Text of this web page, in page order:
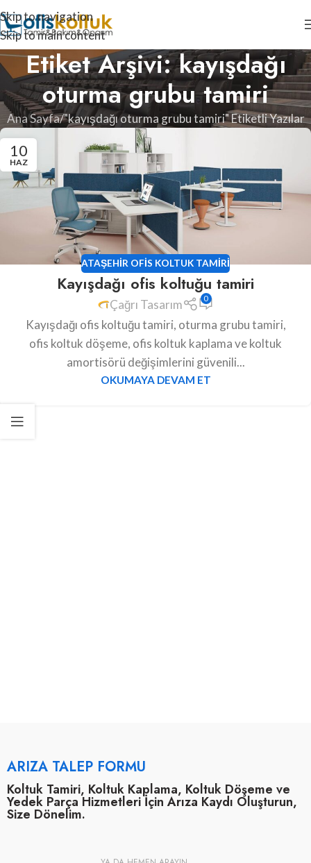
Skip to navigation
Skip to main content
Etiket Arşivi: kayışdağı
oturma grubu tamiri
Ana Sayfa "kayışdağı oturma grubu tamiri" Etiketli Yazılar
10
HAZ
ATAŞEHIR OFIS KOLTUK TAMIRI
Kayışdağı ofis koltuğu tamiri
Çağrı Tasarım 0
Kayışdağı ofis koltuğu tamiri, oturma grubu tamiri,
ofis koltuk döşeme, ofis koltuk kaplama ve koltuk
amortisörü değişimlerini güvenili...
OKUMAYA DEVAM ET
ARIZA TALEP FORMU
Koltuk Tamiri, Koltuk Kaplama, Koltuk Döşeme ve
Yedek Parça Hizmetleri İçin Arıza Kaydı Oluşturun,
Size Dönelim.